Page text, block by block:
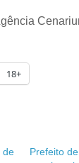
18+
de
Prefeito